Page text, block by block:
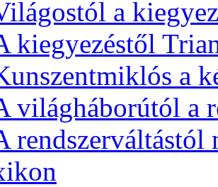
a
kiegyezéstől
a
világháborútól a
rendszerváltástól